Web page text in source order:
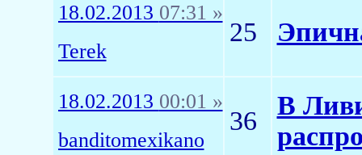
18.02.2013 07:31 »
Terek
25
18.02.2013 00:01 »
banditomexikano
36
В